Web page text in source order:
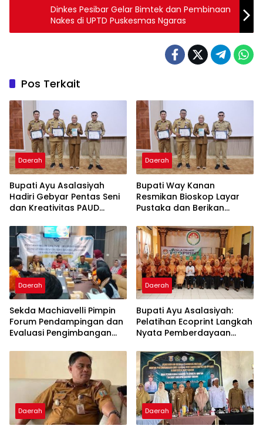
Dinkes Pesibar Gelar Bimtek dan Pembinaan
Nakes di UPTD Puskesmas Ngaras
Pos Terkait
Daerah
Bupati Ayu Asalasiyah
Hadiri Gebyar Pentas Seni
dan Kreativitas PAUD
Kanan
Daerah
Bupati Way Kanan
Resmikan Bioskop Layar
Pustaka dan Berikan
Menulis
Daerah
Sekda Machiavelli Pimpin
Forum Pendampingan dan
Evaluasi Pengimbangan
Daerah
Bupati Ayu Asalasiyah:
Pelatihan Ecoprint Langkah
Nyata Pemberdayaan
Daerah Daerah